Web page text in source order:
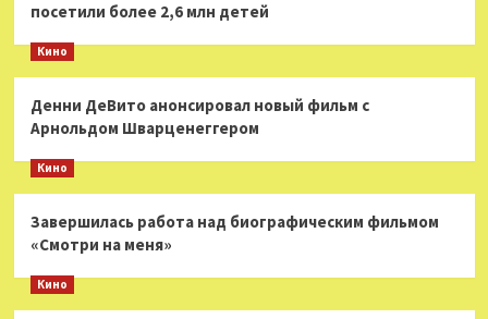
посетили более 2,6 млн детей
Кино
Денни ДеВито анонсировал новый фильм с
Арнольдом Шварценеггером
Кино
Завершилась работа над биографическим фильмом
«Смотри на меня»
Кино